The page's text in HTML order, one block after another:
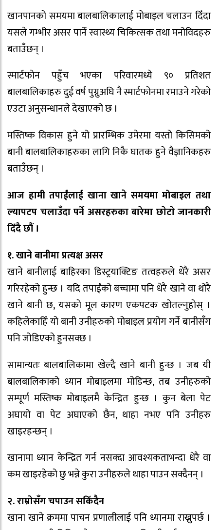
खानपानको समयमा बालबालिकालाई मोबाइल चलाउन दिँदा
यसले गम्भीर असर पार्ने स्वास्थ्य चिकित्सक तथा मनोविदहरु
बताउँछन् ।
स्मार्टफाेन पहुँच भएका परिवारमध्ये ९० प्रतिशत
बालबालिकाहरु दुई वर्ष पुग्नुअघि नै स्मार्टफोनमा रमाउने गरेको
एउटा अनुसन्धानले देखाएको छ ।
मस्तिष्क विकास हुने यो प्रारम्भिक उमेरमा यस्तो किसिमको
बानी बालबालिकाहरुका लागि निकै घातक हुने वैज्ञानिकहरु
बताउँछन् ।
आज हामी तपाईंलाई खाना खाने समयमा मोबाइल तथा
ल्यापटप चलाउँदा पर्ने असरहरुका बारेमा छाेटाे जानकारी
दिँदै छौं ।
१. खाने बानीमा प्रत्यक्ष असर
खाने बानीलाई बाहिरका डिस्ट्रयाक्टिङ तत्वहरुले धेरै असर
गरिरहेको हुन्छ । यदि तपाईंको बच्चामा पनि धेरै खाने वा थोरै
खाने बानी छ, यसको मूल कारण एकपटक खोतल्नुहोस् ।
कहिलेकाहिँ यो बानी उनीहरुको मोबाइल प्रयोग गर्ने बानीसँग
पनि जोडिएको हुनसक्छ ।
सामान्यतः बालबालिकामा खेल्दै खाने बानी हुन्छ । जब यी
बालबालिकाको ध्यान मोबाइलमा मोडिन्छ, तब उनीहरुको
सम्पूर्ण मस्तिष्क मोबाइलमै केन्द्रित हुन्छ । कुन बेला पेट
अघायो वा पेट अघाएको छैन, थाहा नभए पनि उनीहरु
खाइरहन्छन् ।
खानामा ध्यान केन्द्रित गर्न नसक्दा आवश्यकताभन्दा धेरै वा
कम खाइरहेको छु भन्ने कुरा उनीहरुले थाहा पाउन सक्दैनन् ।
२. राम्रोसँग चपाउन सकिँदैन
खाना खाने क्रममा पाचन प्रणालीलाई पनि ध्यानमा राख्नुपर्छ ।